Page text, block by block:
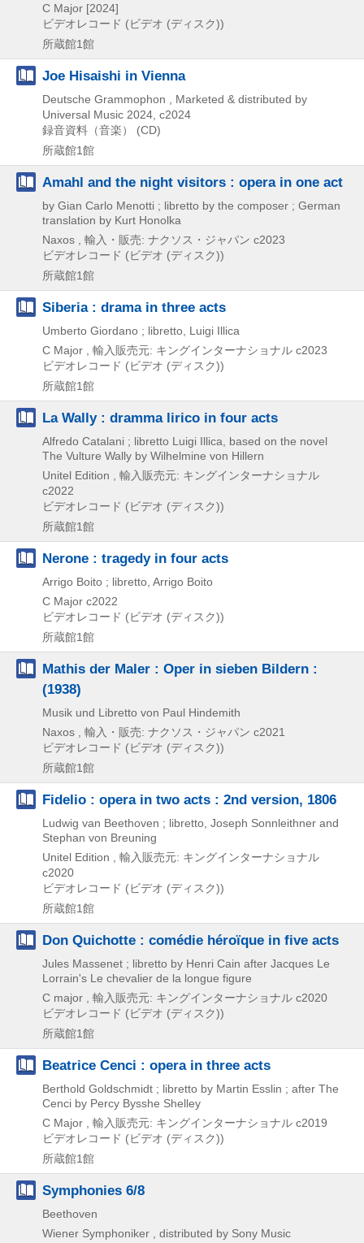
C Major [2024]
ビデオレコード (ビデオ (ディスク))
所蔵館1館
Joe Hisaishi in Vienna
Deutsche Grammophon , Marketed & distributed by
Universal Music 2024, c2024
録音資料（音楽） (CD)
所蔵館1館
Amahl and the night visitors : opera in one act
by Gian Carlo Menotti ; libretto by the composer ; German
translation by Kurt Honolka
Naxos , 輸入・販売: ナクソス・ジャパン c2023
ビデオレコード (ビデオ (ディスク))
所蔵館1館
Siberia : drama in three acts
Umberto Giordano ; libretto, Luigi Illica
C Major , 輸入販売元: キングインターナショナル c2023
ビデオレコード (ビデオ (ディスク))
所蔵館1館
La Wally : dramma lirico in four acts
Alfredo Catalani ; libretto Luigi Illica, based on the novel
The Vulture Wally by Wilhelmine von Hillern
Unitel Edition , 輸入販売元: キングインターナショナル
c2022
ビデオレコード (ビデオ (ディスク))
所蔵館1館
Nerone : tragedy in four acts
Arrigo Boito ; libretto, Arrigo Boito
C Major c2022
ビデオレコード (ビデオ (ディスク))
所蔵館1館
Mathis der Maler : Oper in sieben Bildern :
(1938)
Musik und Libretto von Paul Hindemith
Naxos , 輸入・販売: ナクソス・ジャパン c2021
ビデオレコード (ビデオ (ディスク))
所蔵館1館
Fidelio : opera in two acts : 2nd version, 1806
Ludwig van Beethoven ; libretto, Joseph Sonnleithner and
Stephan von Breuning
Unitel Edition , 輸入販売元: キングインターナショナル
c2020
ビデオレコード (ビデオ (ディスク))
所蔵館1館
Don Quichotte : comédie héroïque in five acts
Jules Massenet ; libretto by Henri Cain after Jacques Le
Lorrain's Le chevalier de la longue figure
C major , 輸入販売元: キングインターナショナル c2020
ビデオレコード (ビデオ (ディスク))
所蔵館1館
Beatrice Cenci : opera in three acts
Berthold Goldschmidt ; libretto by Martin Esslin ; after The
Cenci by Percy Bysshe Shelley
C Major , 輸入販売元: キングインターナショナル c2019
ビデオレコード (ビデオ (ディスク))
所蔵館1館
Symphonies 6/8
Beethoven
Wiener Symphoniker , distributed by Sony Music